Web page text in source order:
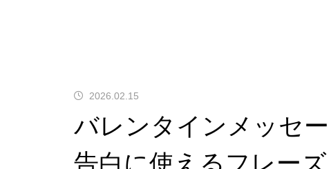
2026.02.15
バレンタインメッセ
告白に使えるフレー